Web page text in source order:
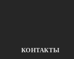
КОНТАКТЫ